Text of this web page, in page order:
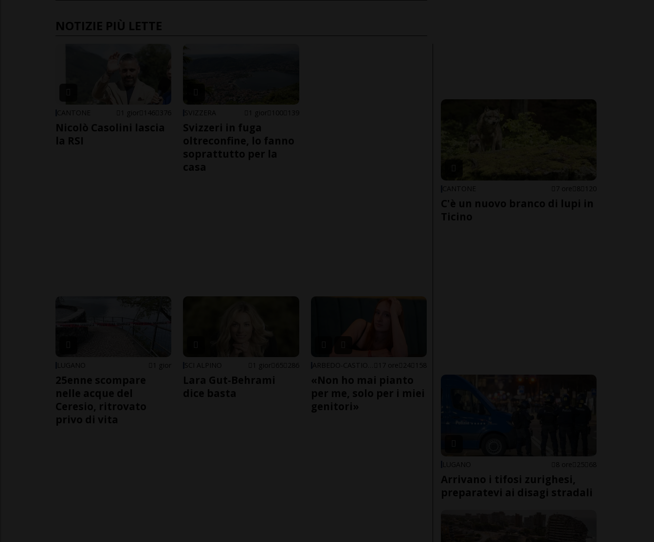
NOTIZIE PIÙ LETTE
CANTONE 1 gior 146 376
Nicolò Casolini lascia
la RSI
SVIZZERA 1 gior 100 139
Svizzeri in fuga
oltreconfine, lo fanno
soprattutto per la
casa
LUGANO 1 gior
25enne scompare
nelle acque del
Ceresio, ritrovato
privo di vita
SCI ALPINO 1 gior 65 286
Lara Gut-Behrami
dice basta
17 ore 24 158
«Non ho mai pianto
per me, solo per i miei
genitori»
CANTONE 7 ore 8 120
C'è un nuovo branco di lupi in
Ticino
LUGANO 8 ore 25 68
Arrivano i tifosi zurighesi,
preparatevi ai disagi stradali